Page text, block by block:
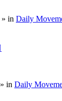
» in Daily
» in Daily